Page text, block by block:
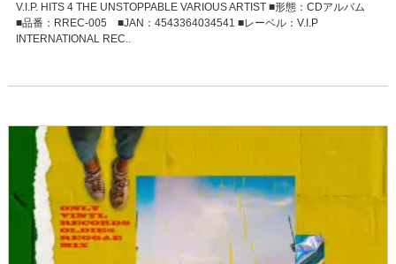
V.I.P. HITS 4 THE UNSTOPPABLE VARIOUS ARTIST ■形態：CDアルバム
■品番：RREC-005 ■JAN：4543364034541 ■レーベル：V.I.P
INTERNATIONAL REC..